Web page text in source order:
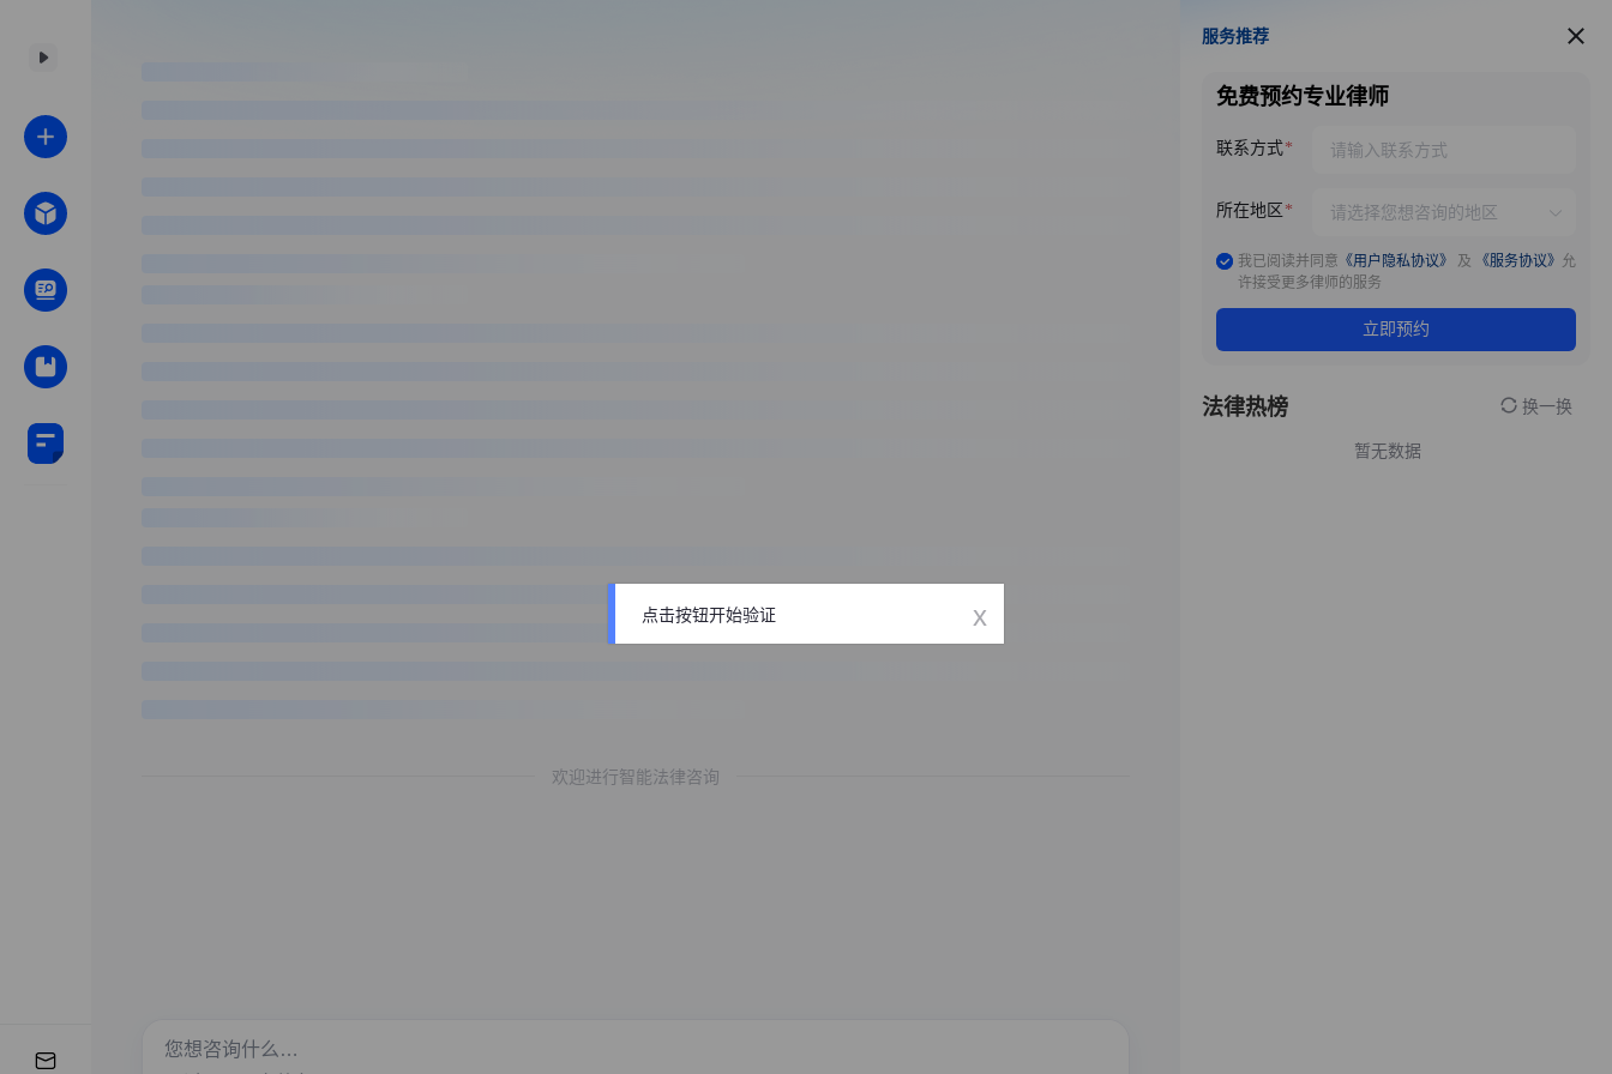
欢迎进行智能法律咨询
服务推荐
服务推荐
免费预约专业律师
联系方式
所在地区
我已阅读并同意 《用户隐私协议》 及 《服务协议》 允
许接受更多律师的服务
立即预约
法律热榜 换一换
暂无数据
点击按钮开始验证 x